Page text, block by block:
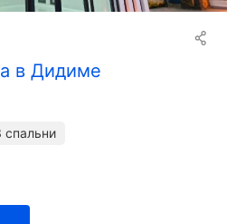
в Дидиме
спальни